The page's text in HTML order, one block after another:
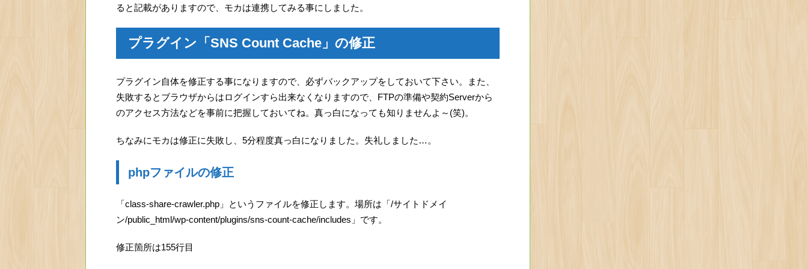
ると記載がありますので、モカは連携してみる事にしました。
プラグイン「SNS Count Cache」の修正
プラグイン自体を修正する事になりますので、必ずバックアップをしておいて下さい。また、
失敗するとブラウザからはログインすら出来なくなりますので、FTPの準備や契約Serverから
のアクセス方法などを事前に把握しておいてね。真っ白になっても知りませんよ～(笑)。
ちなみにモカは修正に失敗し、5分程度真っ白になりました。失礼しました…。
phpファイルの修正
「class-share-crawler.php」というファイルを修正します。場所は「/サイトドメイ
ン/public_html/wp-content/plugins/sns-count-cache/includes」です。
修正箇所は155行目